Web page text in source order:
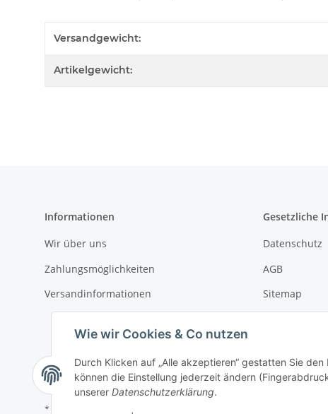
Versandgewicht:
Artikelgewicht:
Informationen
Wir über uns
Zahlungsmöglichkeiten
Versandinformationen
Gesetzliche
Datenschutz
AGB
Sitemap
* Alle Preise inkl. gesetzlicher USt., zzgl.
Wie wir Cookies & Co nutzen
Durch Klicken auf „Alle akzeptieren“ gestatten Sie
können die Einstellung jederzeit ändern
unserer Datenschutzerklärung.